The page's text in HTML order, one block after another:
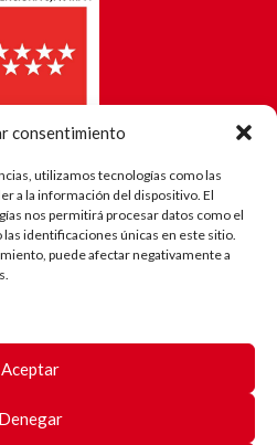
consentimiento
utilizamos tecnologías como las
a la información del dispositivo. El
nos permitirá procesar datos como el
identificaciones únicas en este sitio.
puede afectar negativamente a
Aceptar
Denegar